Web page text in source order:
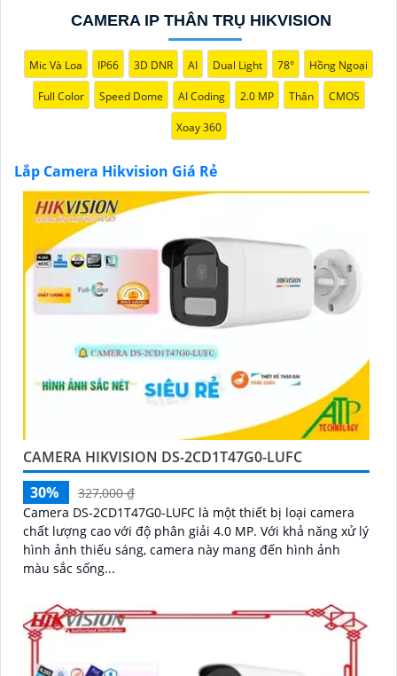
cam kết sẽ mang đến cho quý vị những giải pháp an
ninh hiệu quả, đáng tin cậy và tiết kiệm chi phí.
Camera của Hikvision được biết đến là một trong
những thương hiệu hàng đầu thế giới về giải pháp an
ninh video. Với các tính năng và công nghệ tiên tiến,
camera Hikvision không chỉchắc chắn
hình ảnh sắc nét mà còn đem đến sự tin cậy và an
toàn cho dự án của quý vị.
Nếu quý vị quan tâm đến việc lắp đặt camera Hikvision
giá rẻ và chuyên nghiệp cho dự án của mình, chúng tôi
luôn sẵn lòng hỗ trợ và tư vấn cho quý vị.
CAMERA IP THÂN TRỤ HIKVISION
Mic Và Loa IP66 3D DNR AI Dual Light 78° Hồng Ngoại
Full Color Speed Dome AI Coding 2.0 MP Thân CMOS
Xoay 360
Lắp Camera Hikvision Giá Rẻ
CAMERA HIKVISION DS-2CD1T47G0-LUFC
30%
327,000 ₫
Camera DS-2CD1T47G0-LUFC là một thiết bị loại camera
chất lượng cao với độ phân giải 4.0 MP. Với khả năng xử lý
hình ảnh thiếu sáng, camera này mang đến hình ảnh
màu sắc sống...